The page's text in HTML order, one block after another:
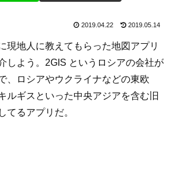
2019.04.22 2019.05.14
現地人に教えてもらった地図アプリ
しよう。2GIS というロシアの会社が
、ロシアやウクライナなどの東欧
ルギスといった中央アジアを含む旧
てるアプリだ。